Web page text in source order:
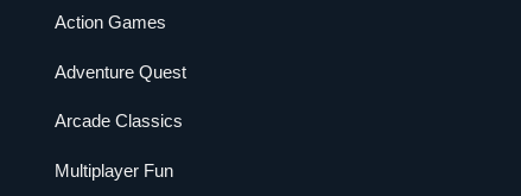
Action Games
Adventure Quest
Arcade Classics
Multiplayer Fun